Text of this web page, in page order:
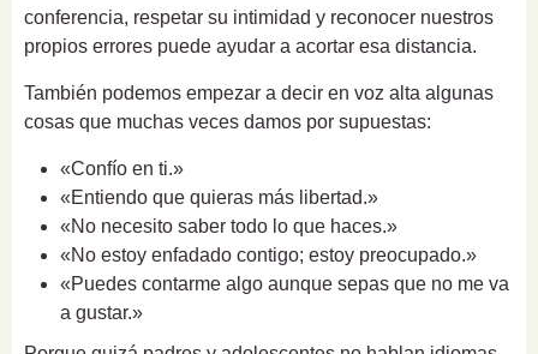
conferencia, respetar su intimidad y reconocer nuestros
propios errores puede ayudar a acortar esa distancia.
También podemos empezar a decir en voz alta algunas
cosas que muchas veces damos por supuestas:
«Confío en ti.»
«Entiendo que quieras más libertad.»
«No necesito saber todo lo que haces.»
«No estoy enfadado contigo; estoy preocupado.»
«Puedes contarme algo aunque sepas que no me va
a gustar.»